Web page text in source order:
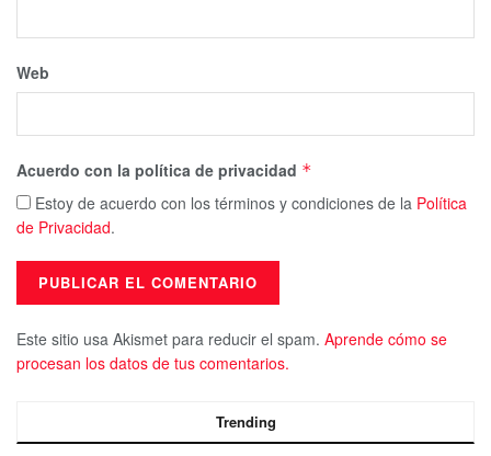
Web
Acuerdo con la política de privacidad *
Estoy de acuerdo con los términos y condiciones de la Política
de Privacidad.
Este sitio usa Akismet para reducir el spam. Aprende cómo se
procesan los datos de tus comentarios.
Trending